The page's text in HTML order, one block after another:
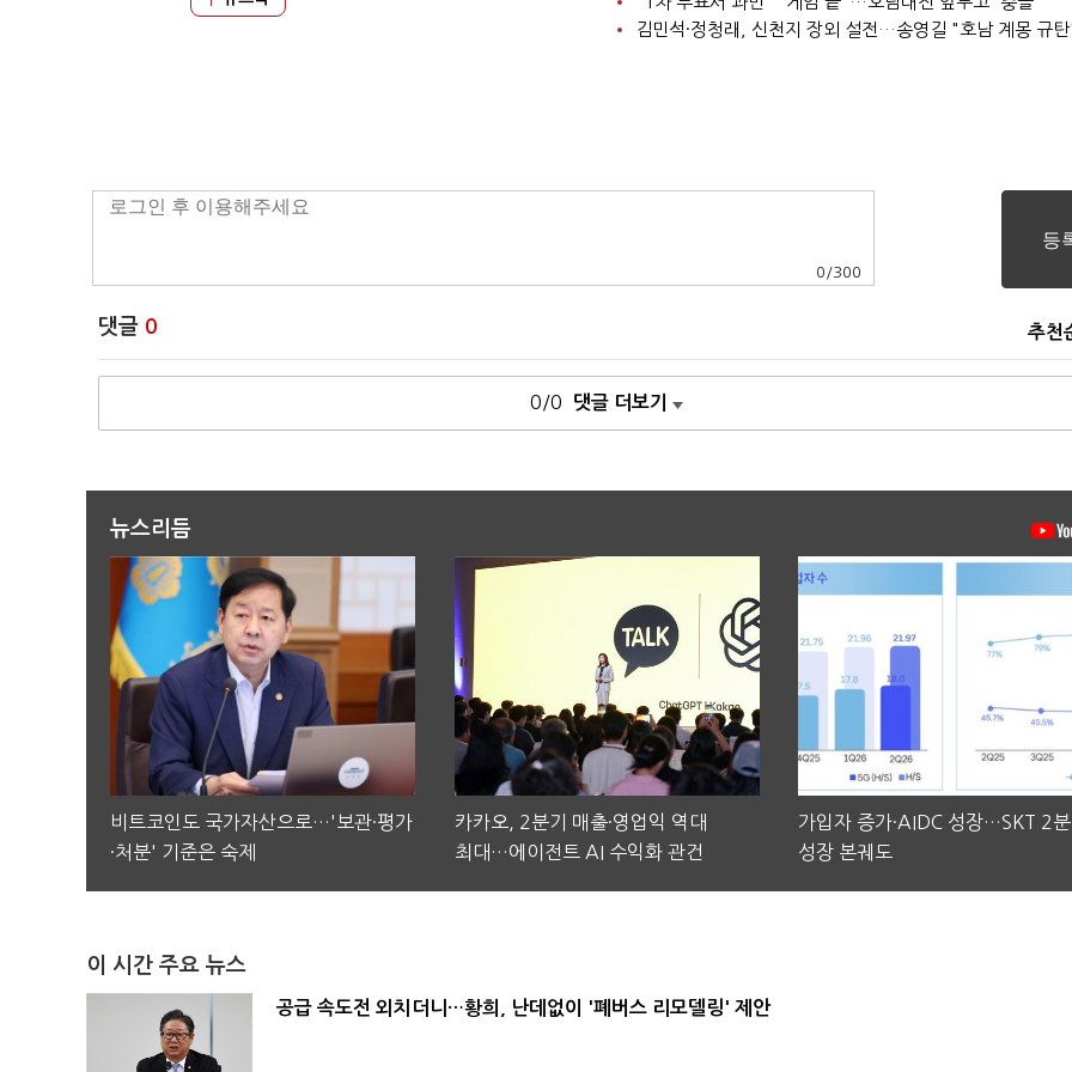
김민석·정청래, 신천지 장외 설전…송영길 "호남 계몽 규
0 /300
댓글 0 추천
0/0 댓글 더보기
뉴스리듬
비트코인도 국가자산으로…'보관·평가
·처분' 기준은 숙제
카카오, 2분기 매출·영업익 역대
최대…에이전트 AI 수익화 관건
가입자 증가·AIDC 성장…SKT 2
성장 본궤도
이 시간 주요 뉴스
공급 속도전 외치더니…황희, 난데없이 '폐버스 리모델링' 제안